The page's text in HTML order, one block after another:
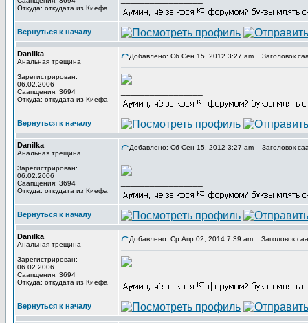
Откуда: откудата из Киефа
Вернуться к началу
Danilka
Анальная трещина
Зарегистрирован:
06.02.2006
Саапщения: 3694
Откуда: откудата из Киефа
Добавлено: Сб Сен 15, 2012 3:27 am Заголовок
Вернуться к началу
Danilka
Анальная трещина
Зарегистрирован:
06.02.2006
Саапщения: 3694
Откуда: откудата из Киефа
Добавлено: Сб Сен 15, 2012 3:27 am Заголовок
Вернуться к началу
Danilka
Анальная трещина
Зарегистрирован:
06.02.2006
Саапщения: 3694
Откуда: откудата из Киефа
Добавлено: Ср Апр 02, 2014 7:39 am Заголовок
Вернуться к началу